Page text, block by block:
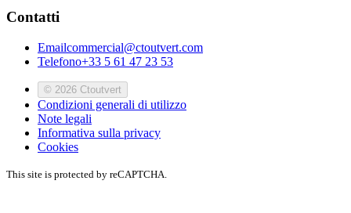
Contatti
Emailcommercial@ctoutvert.com
Telefono+33 5 61 47 23 53
© 2026 Ctoutvert
Condizioni generali di utilizzo
Note legali
Informativa sulla privacy
Cookies
This site is protected by reCAPTCHA.